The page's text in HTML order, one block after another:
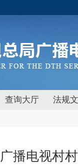
查询大厅 法规
播电视村